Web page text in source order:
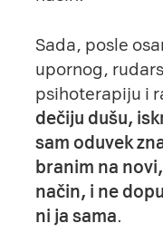
Sada, posle
upornog,
psihoterapiju i
dečiju dušu,
sam oduvek
branim na
način, i ne
ni ja sama.